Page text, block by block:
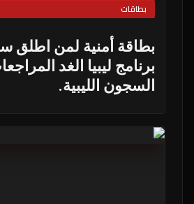
بطاقات
بطاقة أمنية لمن اطلق
برنامج ليبيا الغد
السجون الليبية.